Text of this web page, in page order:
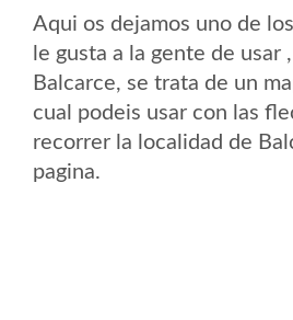
Aqui os dejamos uno de
le gusta a la gente de usar
Balcarce, se trata de un
cual podeis usar con las
recorrer la localidad de
pagina.